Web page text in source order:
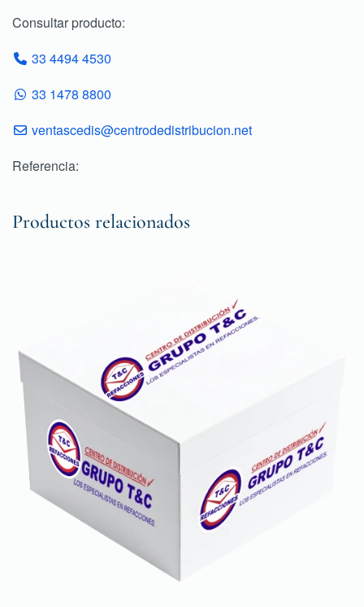
Consultar producto:
33 4494 4530
33 1478 8800
ventascedis@centrodedistribucion.net
Referencia:
Productos relacionados